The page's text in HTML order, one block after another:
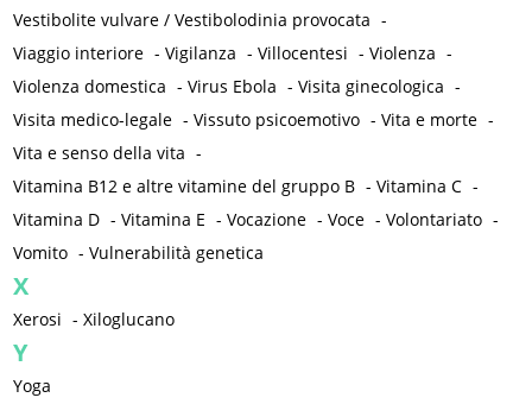
Vestibolite vulvare / Vestibolodinia provocata -
Viaggio interiore -Vigilanza -Villocentesi -Violenza -
Violenza domestica -Virus Ebola -Visita ginecologica -
Visita medico-legale -Vissuto psicoemotivo -Vita e morte -
Vita e senso della vita -
Vitamina B12 e altre vitamine del gruppo B -Vitamina C -
Vitamina D -Vitamina E -Vocazione -Voce -Volontariato -
Vomito -Vulnerabilità genetica
X
Xerosi -Xiloglucano
Y
Yoga